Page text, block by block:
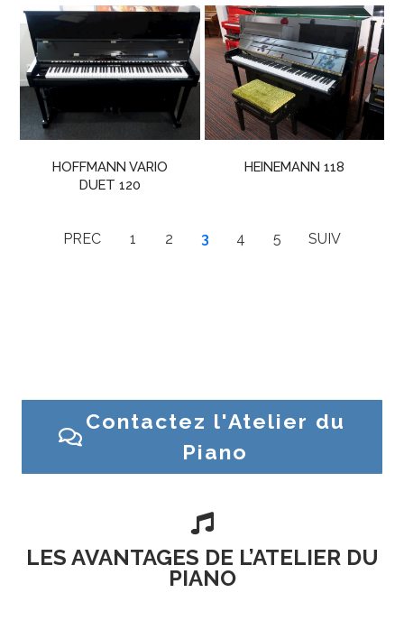
HOFFMANN VARIO
DUET 120
HEINEMANN 118
PREC 1 2 3 4 5 SUIV
Contactez l'Atelier du
Piano

LES AVANTAGES DE L’ATELIER DU
PIANO